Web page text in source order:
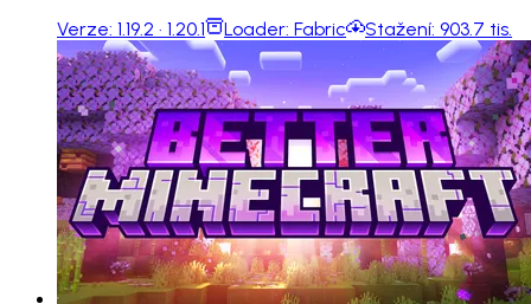
Verze: 1.19.2 · 1.20.1 Loader: Fabric Stažení: 903.7 tis.